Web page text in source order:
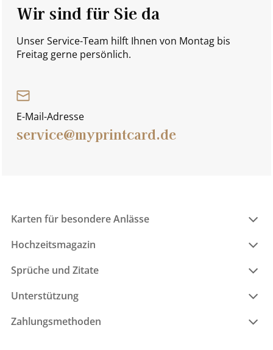
Wir sind für Sie da
Unser Service-Team hilft Ihnen von Montag bis
Freitag gerne persönlich.
E-Mail-Adresse
service@myprintcard.de
Karten für besondere Anlässe
Hochzeitsmagazin
Sprüche und Zitate
Unterstützung
Zahlungsmethoden